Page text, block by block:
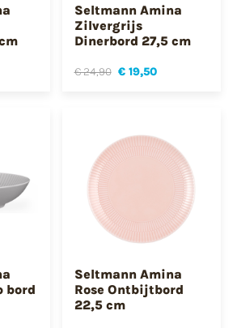
Seltmann Amina
Zilvergrijs
Dinerbord 27,5 cm
€ 24,90 € 19,50
bord
Seltmann Amina
Rose Ontbijtbord
22,5 cm